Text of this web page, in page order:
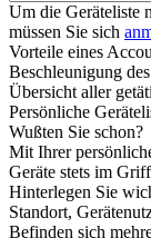
Um die Geräteliste
müssen Sie sich
Vorteile eines
Beschleunigung
Übersicht aller
Persönliche
Wußten Sie schon?
Mit Ihrer
Geräte stets im
Hinterlegen Sie
Standort,
Befinden sich